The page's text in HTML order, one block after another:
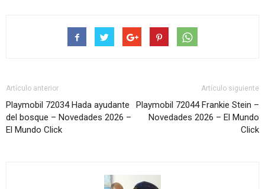
Artículo anterior
Playmobil 72034 Hada ayudante
del bosque – Novedades 2026 –
El Mundo Click
Artículo siguiente
Playmobil 72044 Frankie Stein –
Novedades 2026 – El Mundo
Click